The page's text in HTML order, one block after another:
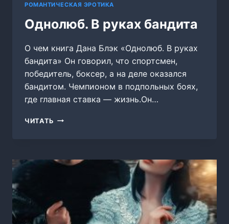
РОМАНТИЧЕСКАЯ ЭРОТИКА
Однолюб. В руках бандита
О чем книга Дана Блэк «Однолюб. В руках
бандита» Он говорил, что спортсмен,
победитель, боксер, а на деле оказался
бандитом. Чемпионом в подпольных боях,
где главная ставка — жизнь.Он…
ЧИТАТЬ ОДНОЛЮБ.